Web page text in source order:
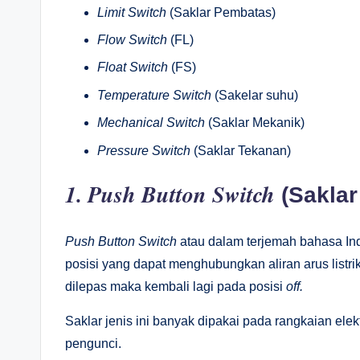
Limit Switch (Saklar Pembatas)
Flow Switch (FL)
Float Switch (FS)
Temperature Switch (Sakelar suhu)
Mechanical Switch (Saklar Mekanik)
Pressure Switch (Saklar Tekanan)
1. Push Button Switch
Push Button Switch atau dalam terjemah bahasa
posisi yang dapat menghubungkan aliran arus
dilepas maka kembali lagi pada posisi off.
Saklar jenis ini banyak dipakai pada rangkaian
pengunci.